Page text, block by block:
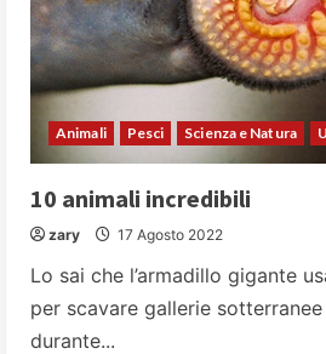
Animali Pesci Scienza e Natura
10 animali incredibili
zary 17 Agosto 2022
Lo sai che l’armadillo gigante
per scavare gallerie
durante...